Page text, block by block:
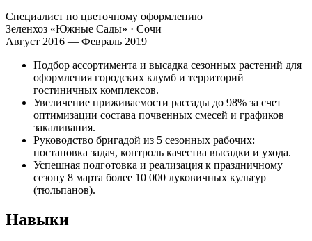
Специалист по цветочному оформлению
Зеленхоз «Южные Сады» · Сочи
Август 2016 — Февраль 2019
Подбор ассортимента и высадка сезонных растений для
оформления городских клумб и территорий
гостиничных комплексов.
Увеличение приживаемости рассады до 98% за счет
оптимизации состава почвенных смесей и графиков
закаливания.
Руководство бригадой из 5 сезонных рабочих:
постановка задач, контроль качества высадки и ухода.
Успешная подготовка и реализация к праздничному
сезону 8 марта более 10 000 луковичных культур
(тюльпанов).
Навыки